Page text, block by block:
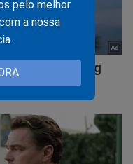
pelo melhor
a nossa